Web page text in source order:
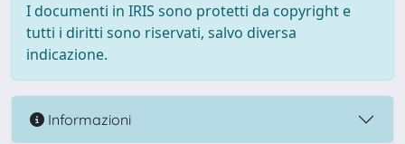
I documenti in IRIS sono protetti da copyright e
tutti i diritti sono riservati, salvo diversa
indicazione.
Informazioni